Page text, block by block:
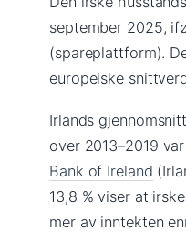
september 2025,
(spareplattform).
europeiske
Irlands
over 2013–2019
Bank of Ireland
13,8 % viser at
mer av inntekten